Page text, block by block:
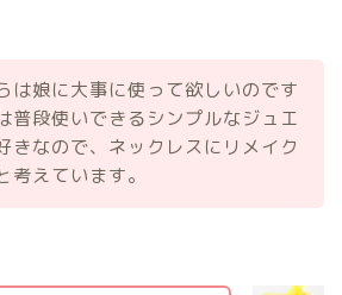
は娘に大事に使って欲しいのです
普段使いできるシンプルなジュエ
きなので、ネックレスにリメイク
考えています。